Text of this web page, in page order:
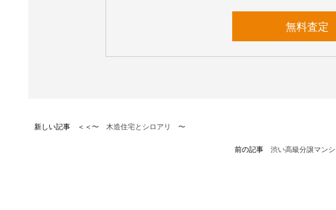
無料査定
新しい記事 ＜＜〜 木造住宅とシロアリ 〜
前の記事 渋い高級分譲マン